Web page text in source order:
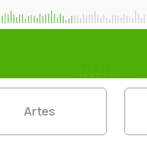
Artes